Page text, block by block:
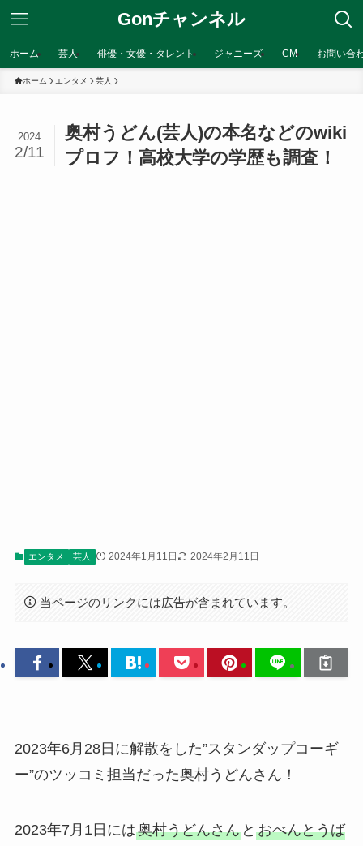
Gonチャンネル
ホーム 芸人 俳優・女優・タレント ジャニーズ CM お問い合
ホーム エンタメ 芸人
奥村うどん(芸人)の本名などのwiki
プロフ！高校大学の学歴も調査！
2024
2/11
エンタメ 芸人 2024年1月11日 2024年2月11日
当ページのリンクには広告が含まれています。
2023年6月28日に解散をした”スタンダップコーギ
ー”のツッコミ担当だった奥村うどんさん！
2023年7月1日には奥村うどんさんと おべんとうば